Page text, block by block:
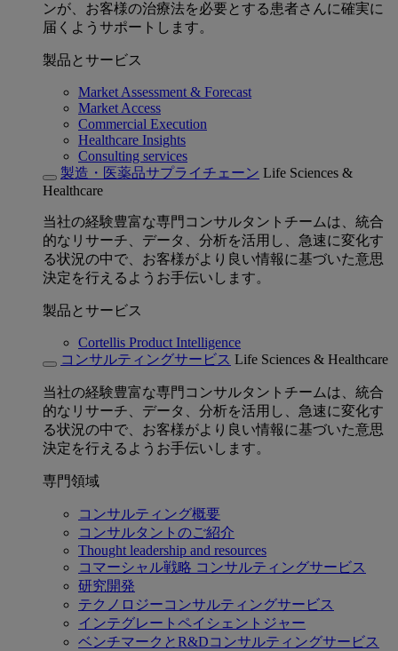
ンが、お客様の治療法を必要とする患者さんに確実に
届くようサポートします。
製品とサービス
Market Assessment & Forecast
Market Access
Commercial Execution
Healthcare Insights
Consulting services
製造・医薬品サプライチェーン Life Sciences &
Healthcare
当社の経験豊富な専門コンサルタントチームは、統合
的なリサーチ、データ、分析を活用し、急速に変化す
る状況の中で、お客様がより良い情報に基づいた意思
決定を行えるようお手伝いします。
製品とサービス
Cortellis Product Intelligence
コンサルティングサービス Life Sciences & Healthcare
当社の経験豊富な専門コンサルタントチームは、統合
的なリサーチ、データ、分析を活用し、急速に変化す
る状況の中で、お客様がより良い情報に基づいた意思
決定を行えるようお手伝いします。
専門領域
コンサルティング概要
コンサルタントのご紹介
Thought leadership and resources
コマーシャル戦略 コンサルティングサービス
研究開発
テクノロジーコンサルティングサービス
インテグレートペイシェントジャー
ベンチマークとR&Dコンサルティングサービス